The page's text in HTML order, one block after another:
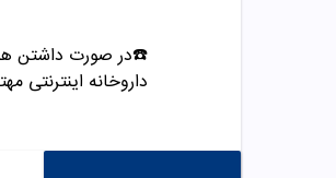
☎️در صورت داشتن هرگونه
داروخانه اینترنتی